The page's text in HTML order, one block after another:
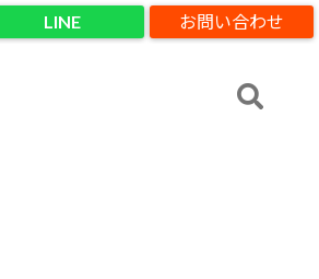
お問い合わせ
LINE